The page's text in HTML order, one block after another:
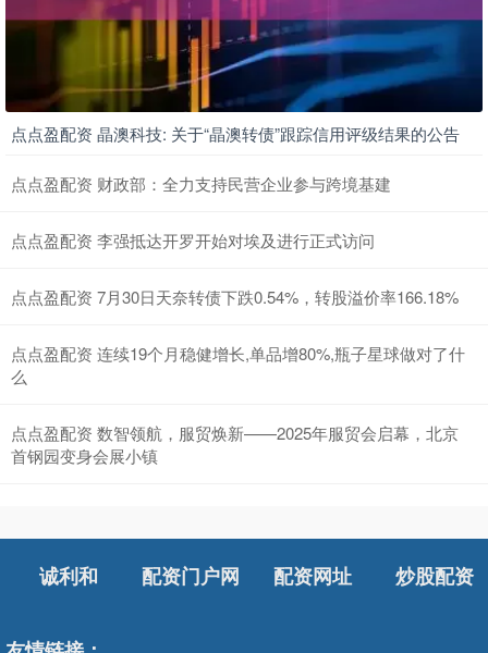
点点盈配资 晶澳科技: 关于“晶澳转债”跟踪信用评级结果的公告
点点盈配资 财政部：全力支持民营企业参与跨境基建
点点盈配资 李强抵达开罗开始对埃及进行正式访问
点点盈配资 7月30日天奈转债下跌0.54%，转股溢价率166.18%
点点盈配资 连续19个月稳健增长,单品增80%,瓶子星球做对了什
么
点点盈配资 数智领航，服贸焕新——2025年服贸会启幕，北京
首钢园变身会展小镇
诚利和 配资门户网 配资网址 炒股配资